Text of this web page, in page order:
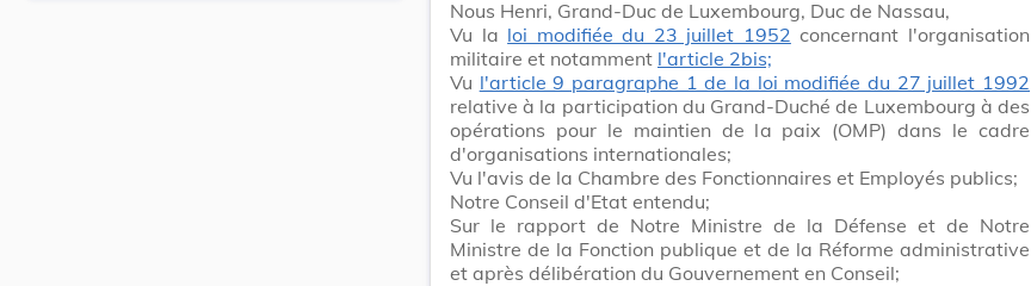
Nous Henri, Grand-Duc de Luxembourg, Duc de Nassau,
Vu la loi modifiée du 23 juillet 1952 concernant l'organisation
militaire et notamment l'article 2bis;
Vu l'article 9 paragraphe 1 de la loi modifiée du 27 juillet 1992
relative à la participation du Grand-Duché de Luxembourg à des
opérations pour le maintien de la paix (OMP) dans le cadre
d'organisations internationales;
Vu l'avis de la Chambre des Fonctionnaires et Employés publics;
Notre Conseil d'Etat entendu;
Sur le rapport de Notre Ministre de la Défense et de Notre
Ministre de la Fonction publique et de la Réforme administrative
et après délibération du Gouvernement en Conseil;